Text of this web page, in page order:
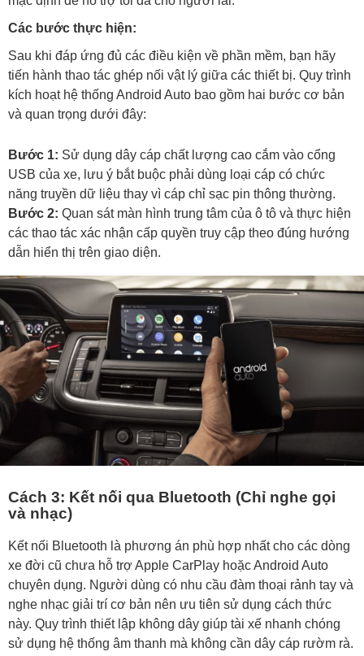
Các bước thực hiện:
Sau khi đáp ứng đủ các điều kiện về phần mềm, bạn hãy
tiến hành thao tác ghép nối vật lý giữa các thiết bị. Quy trình
kích hoạt hệ thống Android Auto bao gồm hai bước cơ bản
và quan trọng dưới đây:
Bước 1: Sử dụng dây cáp chất lượng cao cắm vào cổng
USB của xe, lưu ý bắt buộc phải dùng loại cáp có chức
năng truyền dữ liệu thay vì cáp chỉ sạc pin thông thường.
Bước 2: Quan sát màn hình trung tâm của ô tô và thực hiện
các thao tác xác nhận cấp quyền truy cập theo đúng hướng
dẫn hiển thị trên giao diện.
Cách 3: Kết nối qua Bluetooth (Chỉ nghe gọi
và nhạc)
Kết nối Bluetooth là phương án phù hợp nhất cho các dòng
xe đời cũ chưa hỗ trợ Apple CarPlay hoặc Android Auto
chuyên dụng. Người dùng có nhu cầu đàm thoại rảnh tay và
nghe nhạc giải trí cơ bản nên ưu tiên sử dụng cách thức
này. Quy trình thiết lập không dây giúp tài xế nhanh chóng
sử dụng hệ thống âm thanh mà không cần dây cáp rườm rà.